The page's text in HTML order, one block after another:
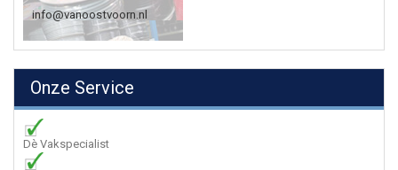
info@vanoostvoorn.nl
Onze Service
Dè Vakspecialist